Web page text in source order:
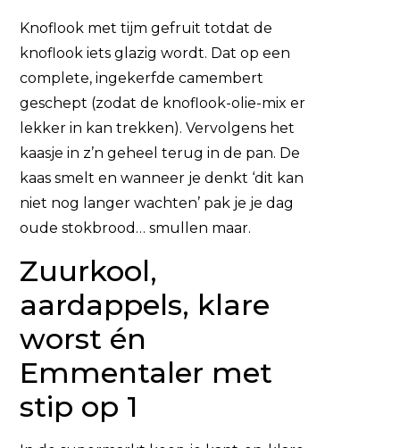
Knoflook met tijm gefruit totdat de
knoflook iets glazig wordt. Dat op een
complete, ingekerfde camembert
geschept (zodat de knoflook-olie-mix er
lekker in kan trekken). Vervolgens het
kaasje in z’n geheel terug in de pan. De
kaas smelt en wanneer je denkt ‘dit kan
niet nog langer wachten’ pak je je dag
oude stokbrood… smullen maar.
Zuurkool,
aardappels, klare
worst én
Emmentaler met
stip op 1